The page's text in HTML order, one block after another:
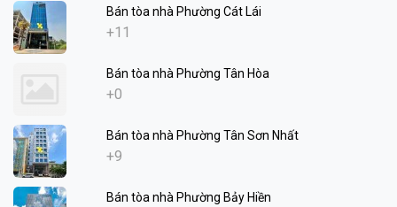
Bán tòa nhà Phường Cát Lái
+11
Bán tòa nhà Phường Tân Hòa
+0
Bán tòa nhà Phường Tân Sơn Nhất
+9
Bán tòa nhà Phường Bảy Hiền